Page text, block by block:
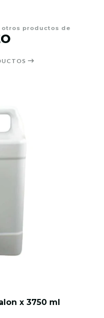
productos de
x 3750 ml